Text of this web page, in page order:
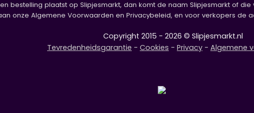
bestelling plaatst op Slipjesmarkt, dan komt de naam Slipjesmarkt of
onze Algemene Voorwaarden en Privacybeleid, en voor verkopers de
Copyright 2015 - 2026 © Slipjesmarkt.nl
Tevredenheidsgarantie - Cookies - Privacy - Algemene